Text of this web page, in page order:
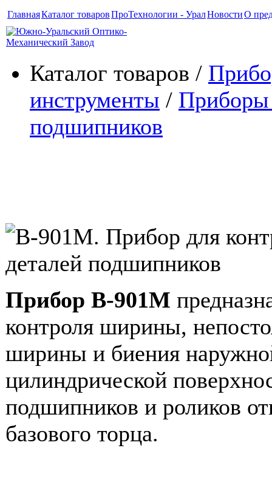
ГлавнаяКаталог товаровПроТехнологии - УралНовостиО
Каталог товаров /
инструменты / Приборы
подшипников
Прибор В-901М
контроля ширины,
ширины и биения
цилиндрической
подшипников и роликов
базового торца.